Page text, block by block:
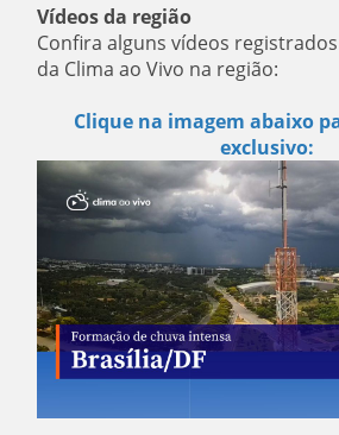
Vídeos da região
Confira alguns vídeos
da Clima ao Vivo na região:
Clique na imagem abaixo
exclusivo: